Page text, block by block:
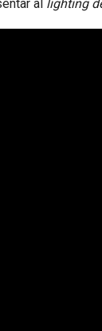
al lighting